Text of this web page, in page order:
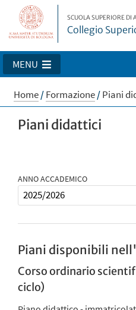
SCUOLA SUPERIORE DI
Collegio
MENU
Home/Formazione/Piani
Piani didattici
ANNO ACCADEMICO
Piani disponibili
Corso ordinario
ciclo)